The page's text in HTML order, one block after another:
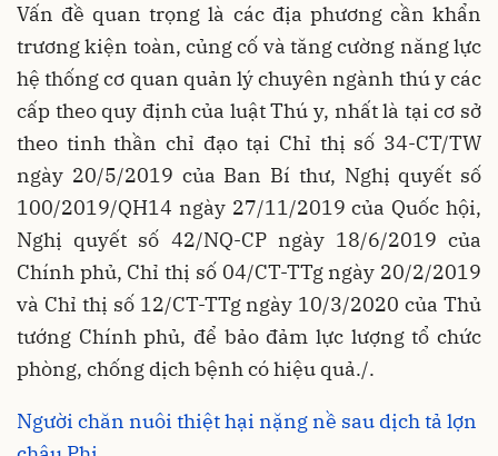
Vấn đề quan trọng là các địa phương cần khẩn
trương kiện toàn, củng cố và tăng cường năng lực
hệ thống cơ quan quản lý chuyên ngành thú y các
cấp theo quy định của luật Thú y, nhất là tại cơ sở
theo tinh thần chỉ đạo tại Chỉ thị số 34-CT/TW
ngày 20/5/2019 của Ban Bí thư, Nghị quyết số
100/2019/QH14 ngày 27/11/2019 của Quốc hội,
Nghị quyết số 42/NQ-CP ngày 18/6/2019 của
Chính phủ, Chỉ thị số 04/CT-TTg ngày 20/2/2019
và Chỉ thị số 12/CT-TTg ngày 10/3/2020 của Thủ
tướng Chính phủ, để bảo đảm lực lượng tổ chức
phòng, chống dịch bệnh có hiệu quả./.
Người chăn nuôi thiệt hại nặng nề sau dịch tả lợn